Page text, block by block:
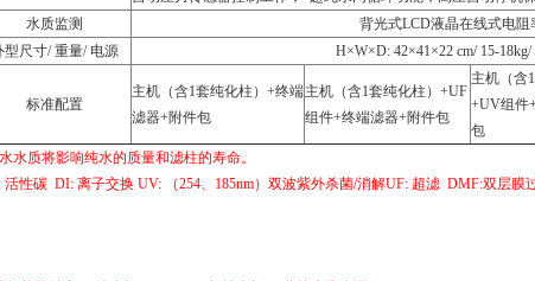
水质监测
背光式LCD液晶在线式电阻
型尺寸/ 重量/ 电源
H×W×D: 42×41×22 cm/ 15-
标准配置
主机（含1套纯化柱）+终端
滤器+附件包
主机（含1套纯化柱）+UF
组件+终端滤器+附件包
主机（含
+UV组件
包
水质将影响纯水的质量和滤柱的寿命。
活性碳 DI: 离子交换 UV: （254、185nm）双波紫外杀菌/消解UF: 超滤 DMF:双层膜